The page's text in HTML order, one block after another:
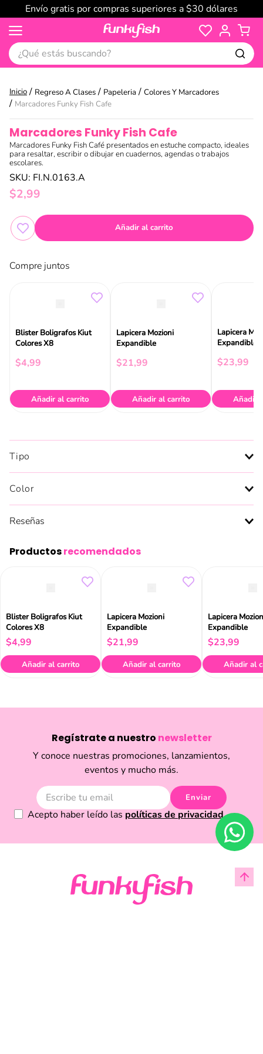
Envío gratis por compras superiores a $30 dólares
¿Qué estás buscando?
Regreso A Clases Papeleria
Colores Y Marcadores
Marcadores Funky Fish Cafe
Marcadores Funky Fish Cafe
Marcadores Funky Fish Café presentados en estuche compacto, ideales
para resaltar, escribir o dibujar en cuadernos, agendas o trabajos
escolares.
SKU: FI.N.0163.A
$2,99
Añadir al carrito
Compre juntos
Blister Boligrafos Kiut
Colores X8
$4,99
Añadir al carrito
Lapicera Mozioni
Expandible
$21,99
Añadir al carrito
Lapicera
Expandible
$23,99
Añadir
Tipo
Color
Reseñas
Productosrecomendados
Blister Boligrafos Kiut
Colores X8
$4,99
Añadir al carrito
Lapicera Mozioni
Expandible
$21,99
Añadir al carrito
Lapicera
Expandible
$23,99
Añadir al
Regístrate a nuestro newsletter
Y conoce nuestras promociones, lanzamientos,
eventos y mucho más.
Enviar
Acepto haber leído las políticas de privacidad.